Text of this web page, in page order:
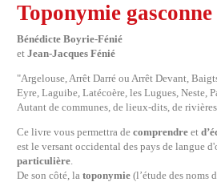
Toponymie gasconne
Bénédicte Boyrie-Fénié
et Jean-Jacques Fénié
"Argelouse, Arrêt Darré ou Arrêt Devant,
Eyre, Laguibe, Latécoère, les Lugues, Neste,
Autant de communes, de lieux-dits, de
Ce livre vous permettra de comprendre et
est le versant occidental des pays de langue
particulière.
De son côté, la toponymie (l’étude des noms